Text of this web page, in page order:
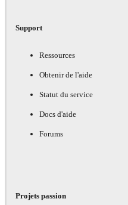
Support
Ressources
Obtenir de l'aide
Statut du service
Docs d'aide
Forums
Projets passion